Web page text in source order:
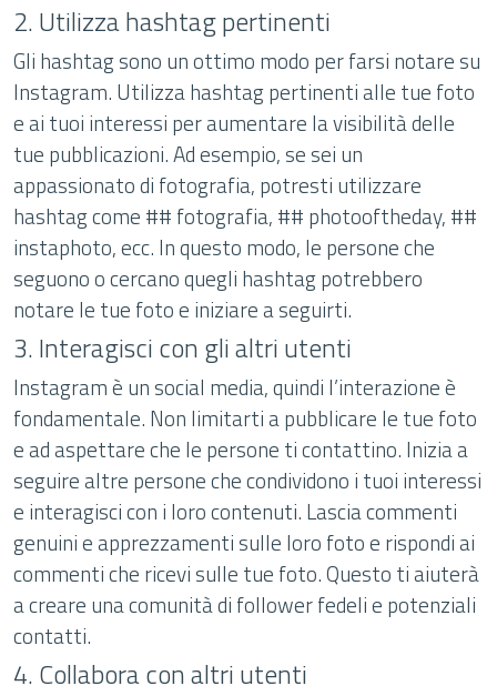
2. Utilizza hashtag pertinenti
Gli hashtag sono un ottimo modo per farsi notare su
Instagram. Utilizza hashtag pertinenti alle tue foto
e ai tuoi interessi per aumentare la visibilità delle
tue pubblicazioni. Ad esempio, se sei un
appassionato di fotografia, potresti utilizzare
hashtag come ## fotografia, ## photooftheday, ##
instaphoto, ecc. In questo modo, le persone che
seguono o cercano quegli hashtag potrebbero
notare le tue foto e iniziare a seguirti.
3. Interagisci con gli altri utenti
Instagram è un social media, quindi l’interazione è
fondamentale. Non limitarti a pubblicare le tue foto
e ad aspettare che le persone ti contattino. Inizia a
seguire altre persone che condividono i tuoi interessi
e interagisci con i loro contenuti. Lascia commenti
genuini e apprezzamenti sulle loro foto e rispondi ai
commenti che ricevi sulle tue foto. Questo ti aiuterà
a creare una comunità di follower fedeli e potenziali
contatti.
4. Collabora con altri utenti